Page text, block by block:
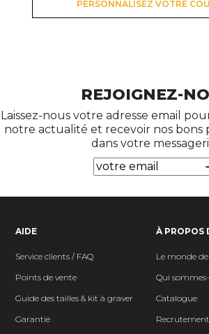
PERSONNALISEZ VOTRE
REJOIGNEZ-
Laissez-nous votre adresse email
notre actualité et recevoir nos bons
dans votre
AIDE
Service clients / FAQ
Points de vente
Guide des tailles & kit à graver
Garantie
À PROPOS
Le monde
Qui
Catalogue